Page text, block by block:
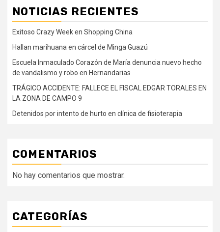
NOTICIAS RECIENTES
Exitoso Crazy Week en Shopping China
Hallan marihuana en cárcel de Minga Guazú
Escuela Inmaculado Corazón de María denuncia nuevo hecho
de vandalismo y robo en Hernandarias
TRÁGICO ACCIDENTE: FALLECE EL FISCAL EDGAR TORALES EN
LA ZONA DE CAMPO 9
Detenidos por intento de hurto en clínica de fisioterapia
COMENTARIOS
No hay comentarios que mostrar.
CATEGORÍAS